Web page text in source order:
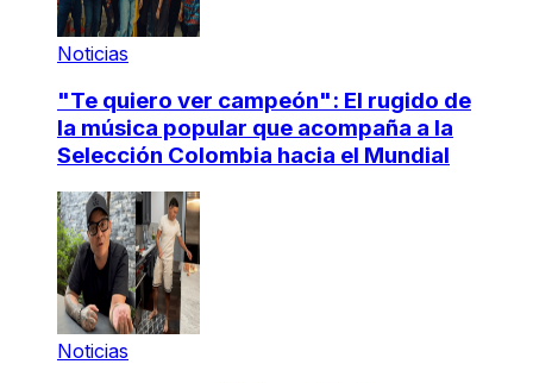
Noticias
"Te quiero ver campeón": El rugido de
la música popular que acompaña a la
Selección Colombia hacia el Mundial
Noticias